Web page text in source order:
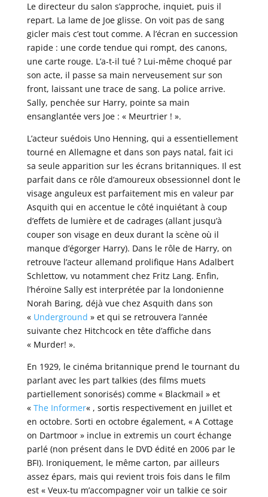
Le directeur du salon s’approche, inquiet, puis il
repart. La lame de Joe glisse. On voit pas de sang
gicler mais c’est tout comme. A l’écran en succession
rapide : une corde tendue qui rompt, des canons,
une carte rouge. L’a-t-il tué ? Lui-même choqué par
son acte, il passe sa main nerveusement sur son
front, laissant une trace de sang. La police arrive.
Sally, penchée sur Harry, pointe sa main
ensanglantée vers Joe : « Meurtrier ! ».
L’acteur suédois Uno Henning, qui a essentiellement
tourné en Allemagne et dans son pays natal, fait ici
sa seule apparition sur les écrans britanniques. Il est
parfait dans ce rôle d’amoureux obsessionnel dont le
visage anguleux est parfaitement mis en valeur par
Asquith qui en accentue le côté inquiétant à coup
d’effets de lumière et de cadrages (allant jusqu’à
couper son visage en deux durant la scène où il
manque d’égorger Harry). Dans le rôle de Harry, on
retrouve l’acteur allemand prolifique Hans Adalbert
Schlettow, vu notamment chez Fritz Lang. Enfin,
l’héroïne Sally est interprétée par la londonienne
Norah Baring, déjà vue chez Asquith dans son
« Underground » et qui se retrouvera l’année
suivante chez Hitchcock en tête d’affiche dans
« Murder! ».
En 1929, le cinéma britannique prend le tournant du
parlant avec les part talkies (des films muets
partiellement sonorisés) comme « Blackmail » et
« The Informer« , sortis respectivement en juillet et
en octobre. Sorti en octobre également, « A Cottage
on Dartmoor » inclue in extremis un court échange
parlé (non présent dans le DVD édité en 2006 par le
BFI). Ironiquement, le même carton, par ailleurs
assez épars, mais qui revient trois fois dans le film
est « Veux-tu m’accompagner voir un talkie ce soir